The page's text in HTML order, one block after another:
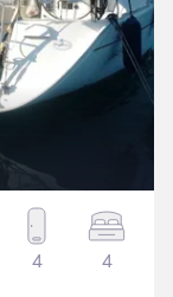
4 4